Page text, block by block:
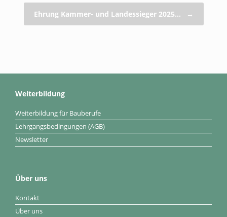
Ehrung Kammer- und Landessieger 2025… →
Weiterbildung
Weiterbildung für Bauberufe
Lehrgangsbedingungen (AGB)
Newsletter
Über uns
Kontakt
Über uns